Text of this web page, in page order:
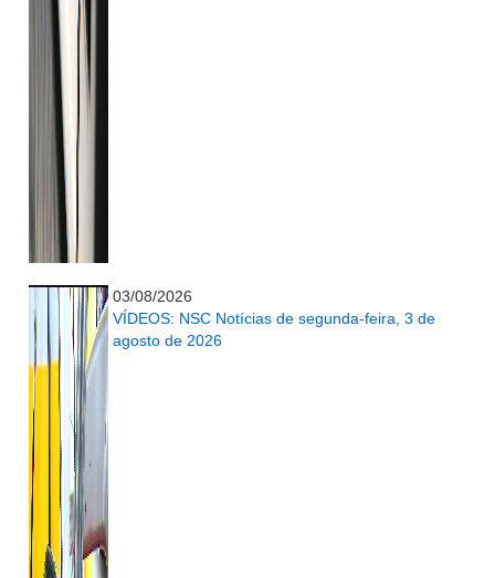
03/08/2026
VÍDEOS: NSC Notícias de segunda-feira, 3 de
agosto de 2026